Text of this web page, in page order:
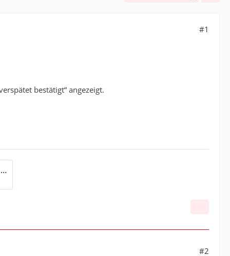
#1
bestätigt“ angezeigt.
9CF5243B-FE88-4851-BE50-8B8211B1B5B6.jpeg
#2